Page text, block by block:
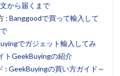
から届くまで
: Banggoodで買って輸入して
でガジェット輸入してみ
トGeekBuyingの紹介
: GeekBuyingの買い方ガイド～